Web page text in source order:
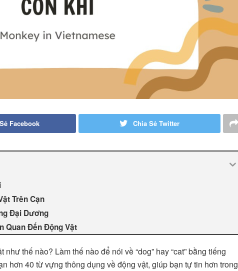
Facebook Chia Sẻ Twitter
Trên Cạn
Đại Dương
Quan Đến Động Vật
thế nào? Làm thế nào để nói về “dog” hay “cat” bằng tiếng
hơn 40 từ vựng thông dụng về động vật, giúp bạn tự tin hơn trong